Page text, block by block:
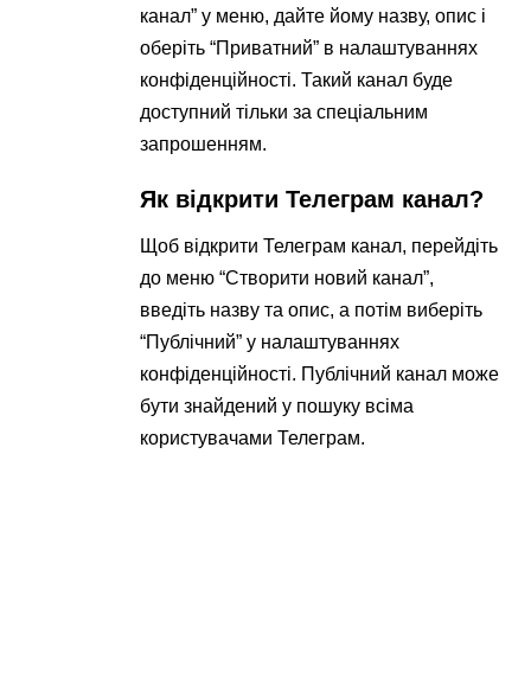
канал” у меню, дайте йому назву, опис і
оберіть “Приватний” в налаштуваннях
конфіденційності. Такий канал буде
доступний тільки за спеціальним
запрошенням.
Як відкрити Телеграм канал?
Щоб відкрити Телеграм канал, перейдіть
до меню “Створити новий канал”,
введіть назву та опис, а потім виберіть
“Публічний” у налаштуваннях
конфіденційності. Публічний канал може
бути знайдений у пошуку всіма
користувачами Телеграм.